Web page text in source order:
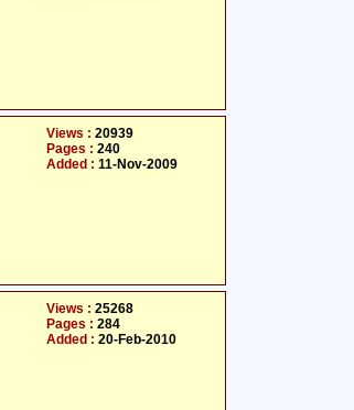
Views : 20939
Pages : 240
Added : 11-Nov-2009
Views : 25268
Pages : 284
Added : 20-Feb-2010